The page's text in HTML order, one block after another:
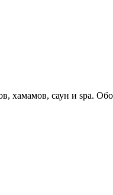
саун и spa.